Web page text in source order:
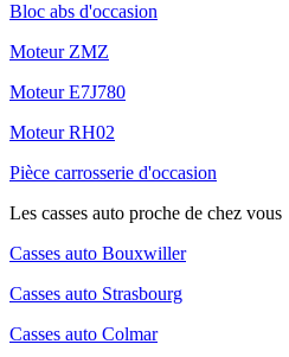
Bloc abs d'occasion
Moteur ZMZ
Moteur E7J780
Moteur RH02
Pièce carrosserie d'occasion
Les casses auto proche de chez vous
Casses auto Bouxwiller
Casses auto Strasbourg
Casses auto Colmar